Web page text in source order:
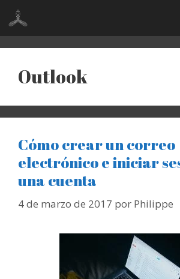
Saltar
contenido
Outlook
Cómo crear un correo
electrónico e iniciar
una cuenta
4 de marzo de 2017 por Philippe